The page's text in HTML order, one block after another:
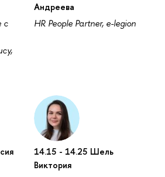
с
Андреева
HR People Partner, e-legion
14.15 - 14.25 Шель
Виктория